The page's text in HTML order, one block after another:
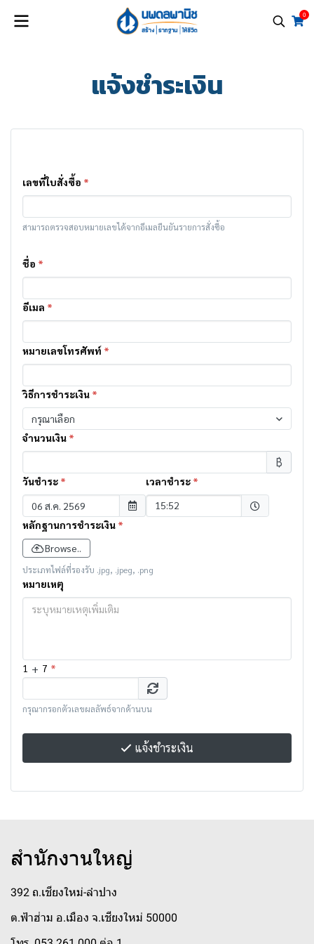
0
แจ้งชำระเงิน
เลขที่ใบสั่งซื้อ *
สามารถตรวจสอบหมายเลขได้จากอีเมลยืนยันรายการสั่งซื้อ
ชื่อ *
อีเมล *
หมายเลขโทรศัพท์ *
วิธีการชำระเงิน *
กรุณาเลือก
จำนวนเงิน *
฿
วันชำระ * เวลาชำระ *
15:52
หลักฐานการชำระเงิน *
Browse..
ประเภทไฟล์ที่รองรับ .jpg, .jpeg, .png
หมายเหตุ
1 + 7 *
กรุณากรอกตัวเลขผลลัพธ์จากด้านบน
แจ้งชำระเงิน
สำนักงานใหญ่
392 ถ.เชียงใหม่-ลำปาง
ต.ฟ้าฮ่าม อ.เมือง จ.เชียงใหม่ 50000